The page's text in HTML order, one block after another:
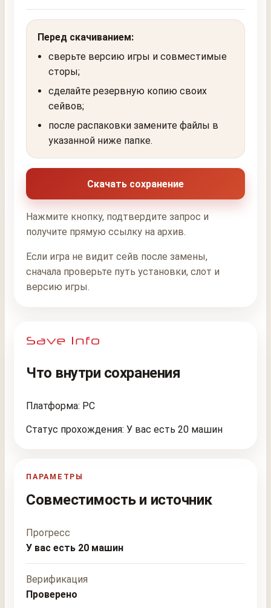
Перед скачиванием:
сверьте версию игры и совместимые
сторы;
сделайте резервную копию своих
сейвов;
после распаковки замените файлы в
указанной ниже папке.
Скачать сохранение
Нажмите кнопку, подтвердите запрос и
получите прямую ссылку на архив.
Если игра не видит сейв после замены,
сначала проверьте путь установки, слот и
версию игры.
Что внутри сохранения
Платформа: PC
Статус прохождения: У вас есть 20 машин
ПАРАМЕТРЫ
Совместимость и источник
Прогресс
У вас есть 20 машин
Верификация
Проверено